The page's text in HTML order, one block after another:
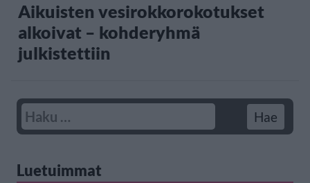
Aikuisten vesirokkorokotukset
alkoivat – kohderyhmä
julkistettiin
Luetuimmat